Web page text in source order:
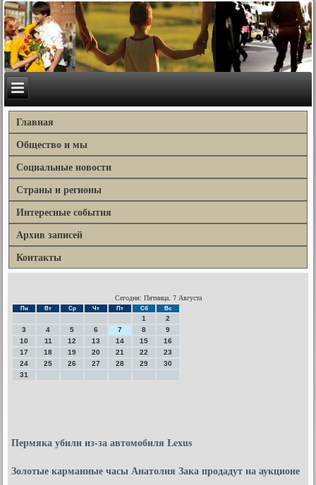
Главная
Общество и мы
Социальные новости
Страны и регионы
Интересные события
Архив записей
Контакты
Сегодня: Пятница, 7 Августа
Пн Вт Ср Чт Пт Сб Вс
1
2
3
4 5 6 7 8
9
10
11 12 13 14 15
16
17
18 19 20 21 22
23
24
25 26 27 28 29
30
31
Пермяка убили из-за автомобиля Lexus
Золотые карманные часы Анатолия Зака продадут на аукционе